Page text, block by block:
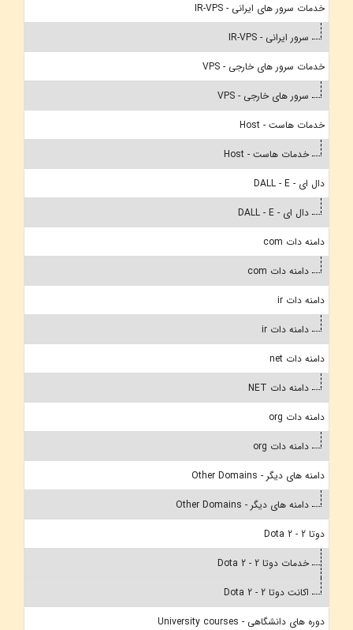
خدمات سرور های ایرانی - IR-VPS
سرور ایرانی - IR-VPS
خدمات سرور های خارجی - VPS
سرور های خارجی - VPS
خدمات هاست - Host
خدمات هاست - Host
دال ای - DALL - E
دال ای - DALL - E
دامنه دات com
دامنه دات com
دامنه دات ir
دامنه دات ir
دامنه دات net
دامنه دات NET
دامنه دات org
دامنه دات org
دامنه های دیگر - Other Domains
دامنه های دیگر - Other Domains
دوتا 2 - Dota 2
خدمات دوتا 2 - Dota 2
اکانت دوتا 2 - Dota 2
دوره های دانشگاهی - University courses